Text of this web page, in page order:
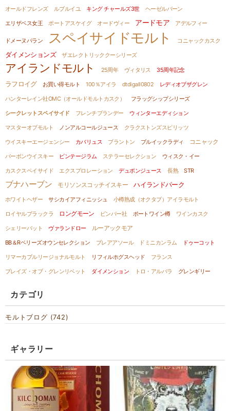
オールドフレンズ
ルブルイユ キング チャールズ3世
ヘーゼルバーン
エリザベス女王
ポートアスケイグ オードヴィー アードモア アデルフィー
ドメーヌパラン スペイサイドモルト コニャックカスク
ダイメンションズ ザエレクトリッククーシリーズ
アイランドモルト 25周年 ヴィタリス 35周年記念
ラフロイグ お買い得モルト 100％アイラ dtdigall0802
レディオブザグレン
ハンターレイン社OMC（オールドモルトカスク）
フラッグシップシリーズ
シークレットスペイサイド
フレンチブランデー
ウィンターエディション
マスターオブモルト
ノンアルコールジュース
クラクストンズスピリッツ
ウイスキーエージェンシー
カバリュス ブラントン ブルイックラディ コニャック
バーボンウイスキー ビンテージラム ステラーセレクション
ウィスク・イー
カスクスペイサイド
エクスプロレーション デュポンジュース 長熟 STR
ブナハーブン モリソンスコッチイスキー ハイランドパーク
ホワイトヘザー サシカイアフィニッシュ
小樽熟成（オクタブ）アイラモルト
ロイヤルブラックラ
ロングモーン ビンバー社 ポートワイン樽
ワインカスク
シェリーバット
ヴァランドロー ルーアックモア
BB＆Rベリーズオウンセレクション ブレアアソール ドミニカンラム
ドゥーコット
リマーカブルリージョナルモルト
リフィルホグスヘッド
フランス
ブレイズ・オブ・グレンリベット
ダイメンション トロ・アルバラ グレンギリー
カテゴリ
モルトブログ (742)
ギャラリー